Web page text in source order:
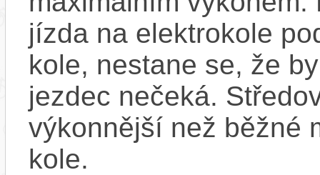
jízda na elektrokole
kole, nestane se, že
jezdec nečeká.
výkonnější než běžné
kole.